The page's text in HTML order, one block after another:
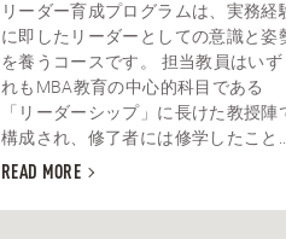
リーダー育成プログラムは、実務経
に即したリーダーとしての意識と姿
を養うコースです。 担当教員はいず
れもMBA教育の中心的科目である
「リーダーシップ」に長けた教授陣
構成され、修了者には修学したこと...
READ MORE